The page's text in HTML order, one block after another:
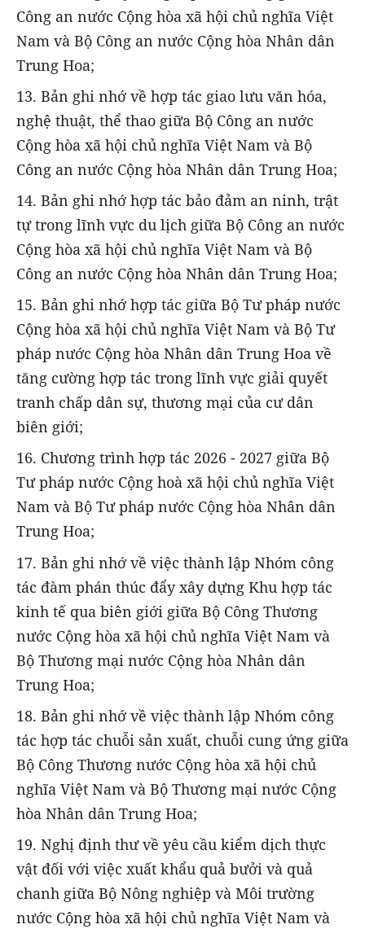
Công an nước Cộng hòa xã hội chủ nghĩa Việt
Nam và Bộ Công an nước Cộng hòa Nhân dân
Trung Hoa;
13. Bản ghi nhớ về hợp tác giao lưu văn hóa,
nghệ thuật, thể thao giữa Bộ Công an nước
Cộng hòa xã hội chủ nghĩa Việt Nam và Bộ
Công an nước Cộng hòa Nhân dân Trung Hoa;
14. Bản ghi nhớ hợp tác bảo đảm an ninh, trật
tự trong lĩnh vực du lịch giữa Bộ Công an nước
Cộng hòa xã hội chủ nghĩa Việt Nam và Bộ
Công an nước Cộng hòa Nhân dân Trung Hoa;
15. Bản ghi nhớ hợp tác giữa Bộ Tư pháp nước
Cộng hòa xã hội chủ nghĩa Việt Nam và Bộ Tư
pháp nước Cộng hòa Nhân dân Trung Hoa về
tăng cường hợp tác trong lĩnh vực giải quyết
tranh chấp dân sự, thương mại của cư dân
biên giới;
16. Chương trình hợp tác 2026 - 2027 giữa Bộ
Tư pháp nước Cộng hoà xã hội chủ nghĩa Việt
Nam và Bộ Tư pháp nước Cộng hòa Nhân dân
Trung Hoa;
17. Bản ghi nhớ về việc thành lập Nhóm công
tác đàm phán thúc đẩy xây dựng Khu hợp tác
kinh tế qua biên giới giữa Bộ Công Thương
nước Cộng hòa xã hội chủ nghĩa Việt Nam và
Bộ Thương mại nước Cộng hòa Nhân dân
Trung Hoa;
18. Bản ghi nhớ về việc thành lập Nhóm công
tác hợp tác chuỗi sản xuất, chuỗi cung ứng giữa
Bộ Công Thương nước Cộng hòa xã hội chủ
nghĩa Việt Nam và Bộ Thương mại nước Cộng
hòa Nhân dân Trung Hoa;
19. Nghị định thư về yêu cầu kiểm dịch thực
vật đối với việc xuất khẩu quả bưởi và quả
chanh giữa Bộ Nông nghiệp và Môi trường
nước Cộng hòa xã hội chủ nghĩa Việt Nam và